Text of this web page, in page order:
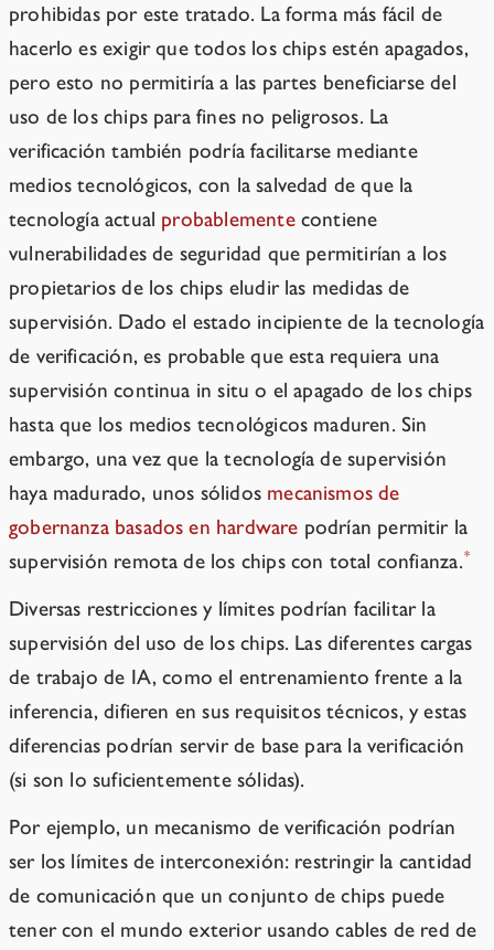
prohibidas por este tratado. La forma más fácil de
hacerlo es exigir que todos los chips estén apagados,
pero esto no permitiría a las partes beneficiarse del
uso de los chips para fines no peligrosos. La
verificación también podría facilitarse mediante
medios tecnológicos, con la salvedad de que la
tecnología actual probablementecontiene
vulnerabilidades de seguridad que permitirían a los
propietarios de los chips eludir las medidas de
supervisión. Dado el estado incipiente de la tecnología
de verificación, es probable que esta requiera una
supervisión continua in situ o el apagado de los chips
hasta que los medios tecnológicos maduren. Sin
embargo, una vez que la tecnología de supervisión
haya madurado, unos sólidos mecanismos de
gobernanza basados en hardware podrían permitir la
supervisión remota de los chips con total confianza.*
Diversas restricciones y límites podrían facilitar la
supervisión del uso de los chips. Las diferentes cargas
de trabajo de IA, como el entrenamiento frente a la
inferencia, difieren en sus requisitos técnicos, y estas
diferencias podrían servir de base para la verificación
(si son lo suficientemente sólidas).
Por ejemplo, un mecanismo de verificación podrían
ser los límites de interconexión: restringir la cantidad
de comunicación que un conjunto de chips puede
tener con el mundo exterior usando cables de red de